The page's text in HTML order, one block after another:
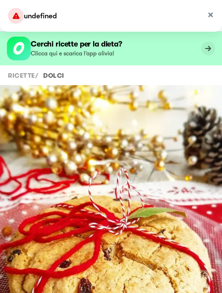
undefined
Cerchi ricette per la dieta?
Clicca qui e scarica l’app olivia!
RICETTE/ DOLCI